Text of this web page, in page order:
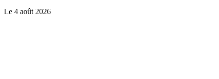
Le 4 août 2026